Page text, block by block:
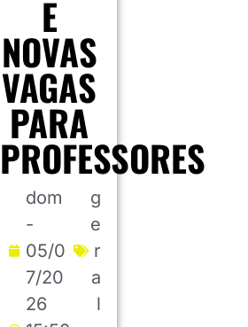
E
NOVAS
VAGAS
PARA
PROFESSORES
dom
-
05/0
7/20
26
g
e
r
a
l